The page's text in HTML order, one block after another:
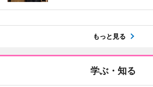
もっと見る
学ぶ・知る